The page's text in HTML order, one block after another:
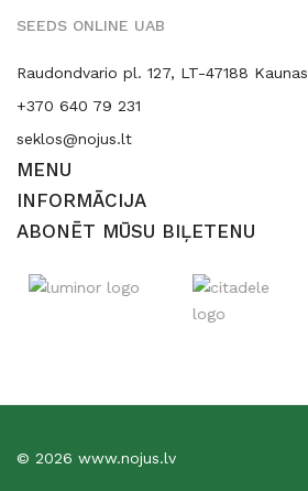
SEEDS ONLINE UAB
Raudondvario pl. 127, LT-47188 Kaunas
+370 640 79 231
seklos@nojus.lt
MENU
INFORMĀCIJA
ABONĒT MŪSU BIĻETENU
© 2026 www.nojus.lv